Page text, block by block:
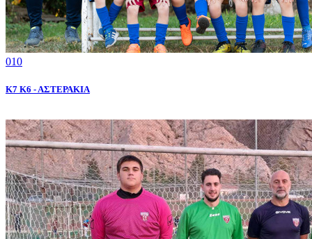
010
K7 Κ6 - ΑΣΤΕΡΑΚΙΑ